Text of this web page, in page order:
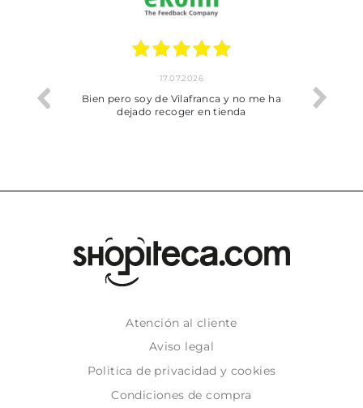
trobat
17.07.2026
Bien pero soy de Vilafranca y no me ha
dejado recoger en tienda
Atención al cliente
Aviso legal
Politica de privacidad y cookies
Condiciones de compra